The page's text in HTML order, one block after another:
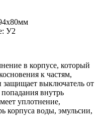
У2
в корпусе, который
к частям,
выключатель от
внутрь
уплотнение,
корпуса воды, эмульсии,